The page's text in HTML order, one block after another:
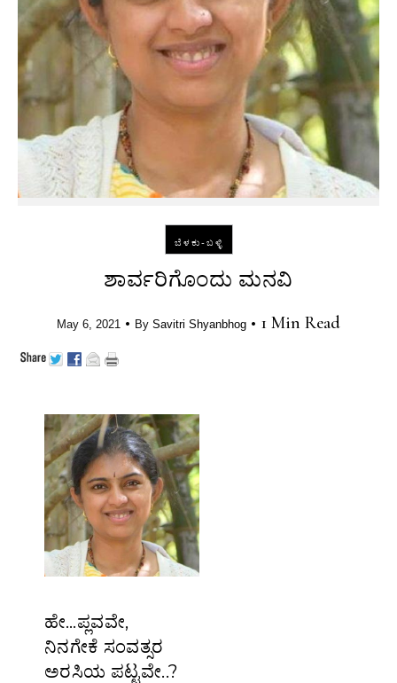
ಬೆಳಕು-ಬಳ್ಳಿ
ಶಾರ್ವರಿಗೊಂದು‌ ಮನವಿ
May 6, 2021 • By Savitri Shyanbhog • 1 Min Read
ಹೇ…ಪ್ಲವವೇ,
ನಿನಗೇಕೆ ಸಂವತ್ಸರ
ಅರಸಿಯ ಪಟ್ಟವೇ..?